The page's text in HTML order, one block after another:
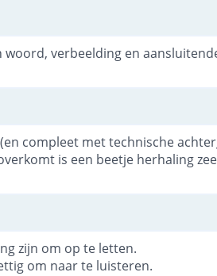
verbeelding en
compleet met technische
is een beetje herhaling
zijn om op te letten.
om naar te luisteren.